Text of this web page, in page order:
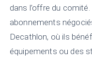
dans l’offre du
abonnements
Decathlon, où ils
équipements ou des